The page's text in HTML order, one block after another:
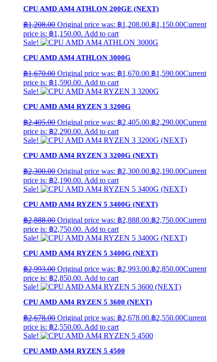
CPU AMD AM4 ATHLON 200GE (NEXT)
฿1,208.00 Original price was: ฿1,208.00.฿1,150.00Current
price is: ฿1,150.00. Add to cart
Sale!
CPU AMD AM4 ATHLON 3000G
฿1,670.00 Original price was: ฿1,670.00.฿1,590.00Current
price is: ฿1,590.00. Add to cart
Sale!
CPU AMD AM4 RYZEN 3 3200G
฿2,405.00 Original price was: ฿2,405.00.฿2,290.00Current
price is: ฿2,290.00. Add to cart
Sale!
CPU AMD AM4 RYZEN 3 3200G (NEXT)
฿2,300.00 Original price was: ฿2,300.00.฿2,190.00Current
price is: ฿2,190.00. Add to cart
Sale!
CPU AMD AM4 RYZEN 5 3400G (NEXT)
฿2,888.00 Original price was: ฿2,888.00.฿2,750.00Current
price is: ฿2,750.00. Add to cart
Sale!
CPU AMD AM4 RYZEN 5 3400G (NEXT)
฿2,993.00 Original price was: ฿2,993.00.฿2,850.00Current
price is: ฿2,850.00. Add to cart
Sale!
CPU AMD AM4 RYZEN 5 3600 (NEXT)
฿2,678.00 Original price was: ฿2,678.00.฿2,550.00Current
price is: ฿2,550.00. Add to cart
Sale!
CPU AMD AM4 RYZEN 5 4500